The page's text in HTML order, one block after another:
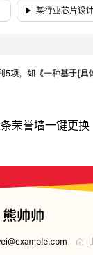
荣誉墙一键更换